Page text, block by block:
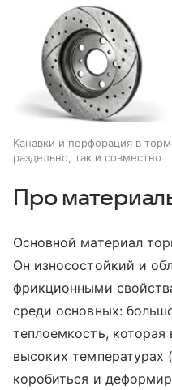
Канавки и перфорация в
раздельно, так и совместно
Про
Основной материал
Он износостойкий и
фрикционными
среди основных:
теплоемкость,
высоких температурах
коробиться и